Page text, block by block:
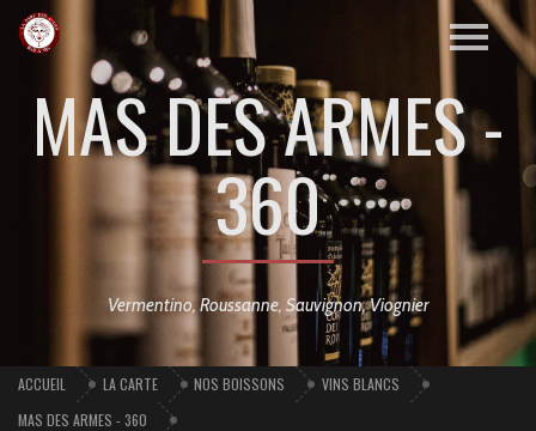
MAS DES ARMES -
360
Vermentino, Roussanne, Sauvignon, Viognier
ACCUEIL LA CARTE NOS BOISSONS
VINS BLANCS
MAS DES ARMES - 360